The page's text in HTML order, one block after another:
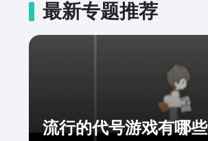
最新专题推荐
流行的代号游戏有哪些